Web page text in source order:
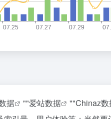
据 ""爱站数据 ""Chinaz数